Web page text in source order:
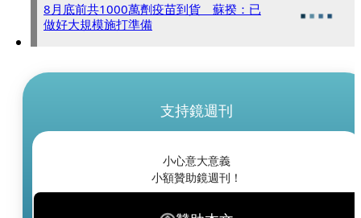
8月底前共1000萬劑疫苗到貨 蘇揆：已
做好大規模施打準備
支持鏡週刊
小心意大意義
小額贊助鏡週刊！